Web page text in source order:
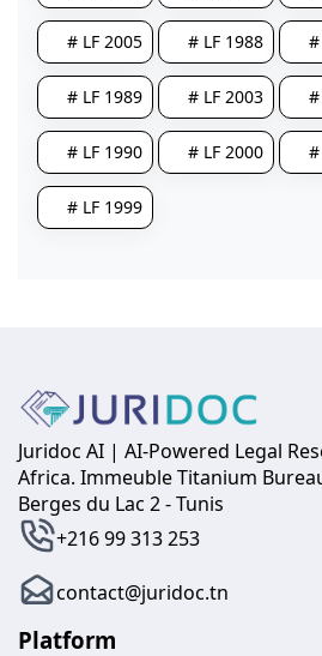
# LF 2005 # LF 1988 #
# LF 1989 # LF 2003 #
# LF 1990 # LF 2000 #
# LF 1999
Juridoc AI | AI-Powered Legal
Africa. Immeuble Titanium
Berges du Lac 2 - Tunis
+216 99 313 253
contact@juridoc.tn
Platform